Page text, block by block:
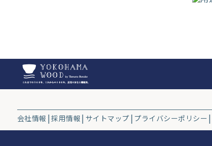
会社情報 採用情報 サイトマップ プライバシーポリシー